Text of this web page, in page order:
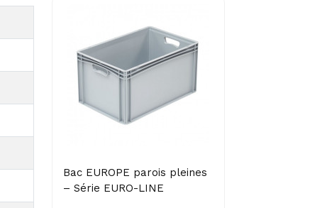
Bac EUROPE parois pleines
– Série EURO-LINE